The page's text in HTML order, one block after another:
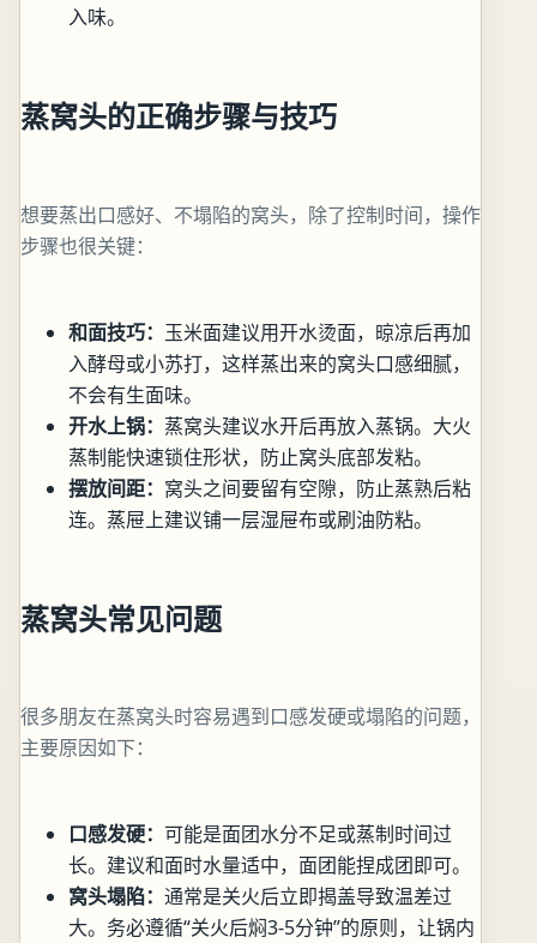
入味。
蒸窝头的正确步骤与技巧
想要蒸出口感好、不塌陷的窝头，除了控制时间，操作
步骤也很关键：
和面技巧： 玉米面建议用开水烫面，晾凉后再加
入酵母或小苏打，这样蒸出来的窝头口感细腻，
不会有生面味。
开水上锅： 蒸窝头建议水开后再放入蒸锅。大火
蒸制能快速锁住形状，防止窝头底部发粘。
摆放间距： 窝头之间要留有空隙，防止蒸熟后粘
连。蒸屉上建议铺一层湿屉布或刷油防粘。
蒸窝头常见问题
很多朋友在蒸窝头时容易遇到口感发硬或塌陷的问题，
主要原因如下：
口感发硬： 可能是面团水分不足或蒸制时间过
长。建议和面时水量适中，面团能捏成团即可。
窝头塌陷： 通常是关火后立即揭盖导致温差过
大。务必遵循“关火后焖3-5分钟”的原则，让锅内